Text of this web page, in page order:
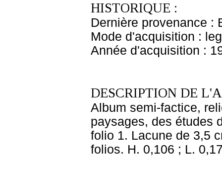
HISTORIQUE :
Dernière provenance :
Mode d'acquisition :
Année d'acquisition :
DESCRIPTION DE
Album semi-factice,
paysages, des études
folio 1. Lacune de 3,5
folios. H. 0,106 ; L.